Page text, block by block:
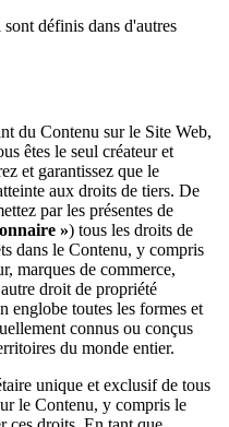
définis dans d'autres
du Contenu sur le Site Web,
êtes le seul créateur et
et garantissez que le
aux droits de tiers. De
par les présentes de
») tous les droits de
dans le Contenu, y compris
marques de commerce,
droit de propriété
englobe toutes les formes et
connus ou conçus
du monde entier.
unique et exclusif de tous
le Contenu, y compris le